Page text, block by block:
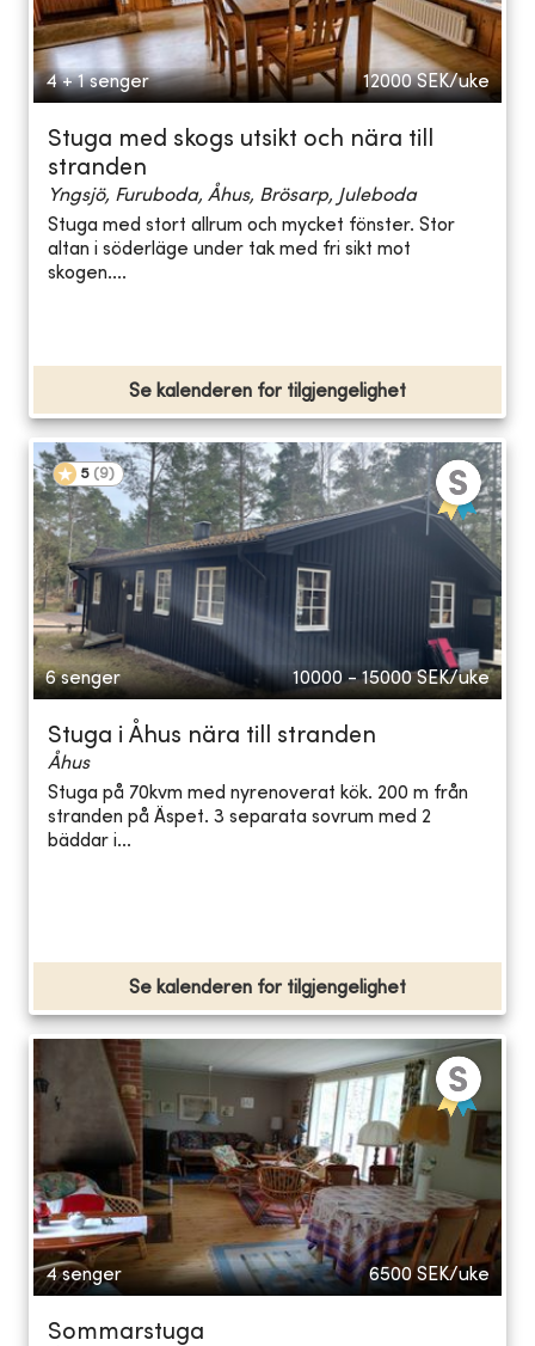
4 + 1 senger 12000 SEK/uke
Stuga med skogs utsikt och nära till
stranden
Yngsjö, Furuboda, Åhus, Brösarp, Juleboda
Stuga med stort allrum och mycket fönster. Stor
altan i söderläge under tak med fri sikt mot
skogen....
Se kalenderen for tilgjengelighet
5 (9)
6 senger 10000 - 15000 SEK/uke
Stuga i Åhus nära till stranden
Åhus
Stuga på 70kvm med nyrenoverat kök. 200 m från
stranden på Äspet. 3 separata sovrum med 2
bäddar i...
Se kalenderen for tilgjengelighet
4 senger 6500 SEK/uke
Sommarstuga